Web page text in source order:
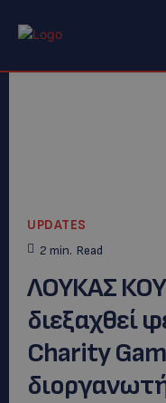
UPDATES
2 min. Read
ΛΟΥΚΑΣ
διεξαχθεί
Charity